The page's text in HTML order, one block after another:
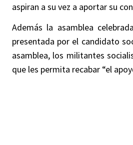
aspiran a su vez a aportar su
Además la asamblea
presentada por el candidato
asamblea, los militantes
que les permita recabar “el